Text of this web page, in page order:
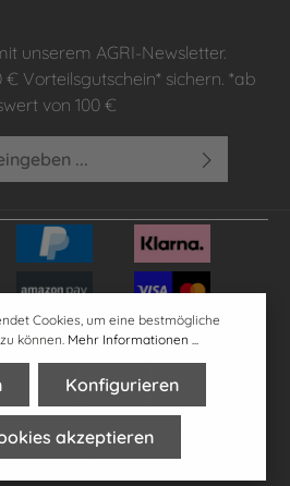
unserem AGRI-Newsletter.
Vorteilsgutschein* sichern. *ab
von 100 €
gelesen und bin mit ihnen
Mehrwertsteuer zzgl.
anders angegeben.
Cookies, um eine bestmögliche
können. Mehr Informationen ...
Konfigurieren
akzeptieren